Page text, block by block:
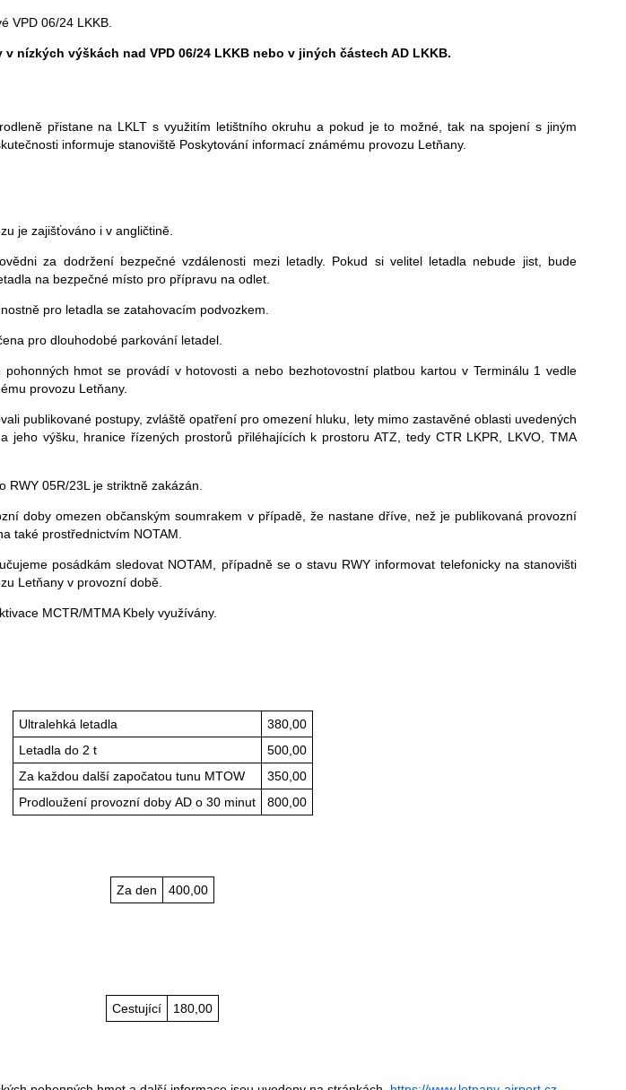
VPD 06/24 LKKB.
nízkých výškách nad VPD 06/24 LKKB nebo v jiných částech AD LKKB.
přistane na LKLT s využitím letištního okruhu a pokud je to možné, tak na spojení s jiným
informuje stanoviště Poskytování informací známému provozu Letňany.
je zajišťováno i v angličtině.
za dodržení bezpečné vzdálenosti mezi letadly. Pokud si velitel letadla nebude jist, bude
na bezpečné místo pro přípravu na odlet.
pro letadla se zatahovacím podvozkem.
pro dlouhodobé parkování letadel.
hmot se provádí v hotovosti a nebo bezhotovostní platbou kartou v Terminálu 1 vedle
provozu Letňany.
publikované postupy, zvláště opatření pro omezení hluku, lety mimo zastavěné oblasti uvedených
jeho výšku, hranice řízených prostorů přiléhajících k prostoru ATZ, tedy CTR LKPR, LKVO, TMA
05R/23L je striktně zakázán.
doby omezen občanským soumrakem v případě, že nastane dříve, než je publikovaná provozní
také prostřednictvím NOTAM.
posádkám sledovat NOTAM, případně se o stavu RWY informovat telefonicky na stanovišti
Letňany v provozní době.
MCTR/MTMA Kbely využívány.
Ultralehká letadla
380,00
Letadla do 2 t
500,00
Za každou další započatou tunu MTOW
350,00
Prodloužení provozní doby AD o 30 minut
800,00
Za den 400,00
Cestující 180,00